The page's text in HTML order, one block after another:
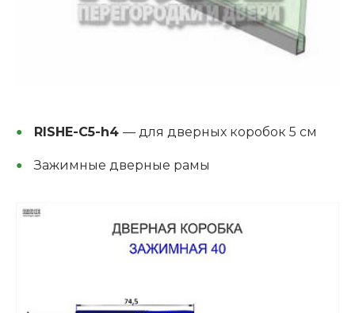
RISHE-C5-h4 — для дверных коробок 5 см
Зажимные дверные рамы